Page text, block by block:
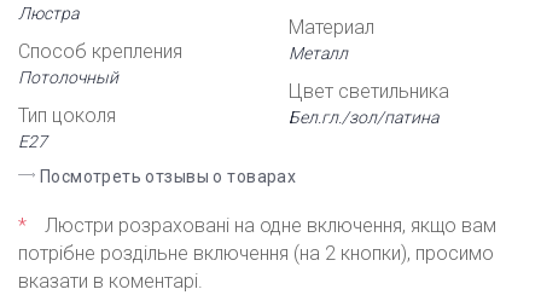
Люстра
Способ крепления
Потолочный
Тип цоколя
Е27
Материал
Металл
Цвет светильника
Бел.гл./зол/патина
Посмотреть отзывы о товарах
*
Люстри розраховані на одне включення, якщо вам
потрібне роздільне включення (на 2 кнопки), просимо
вказати в коментарі.